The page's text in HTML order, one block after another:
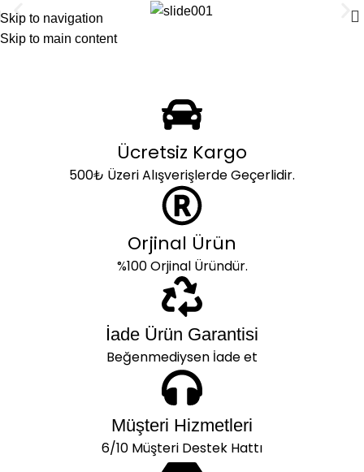
Skip to navigation
Skip to main content
Ücretsiz Kargo
500₺ Üzeri Alışverişlerde Geçerlidir.
Orjinal Ürün
%100 Orjinal Üründür.
İade Ürün Garantisi
Beğenmediysen İade et
Müşteri Hizmetleri
6/10 Müşteri Destek Hattı